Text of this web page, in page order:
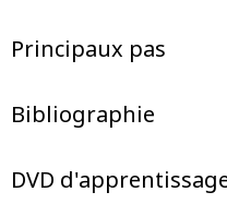
Principaux pas
Bibliographie
DVD